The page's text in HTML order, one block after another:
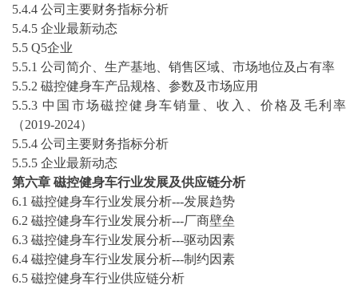
5.4.4 公司主要财务指标分析
5.4.5 企业最新动态
5.5 Q5企业
5.5.1 公司简介、生产基地、销售区域、市场地位及占有率
5.5.2 磁控健身车产品规格、参数及市场应用
5.5.3 中国市场磁控健身车销量、收入、价格及毛利率
（2019-2024）
5.5.4 公司主要财务指标分析
5.5.5 企业最新动态
第六章 磁控健身车行业发展及供应链分析
6.1 磁控健身车行业发展分析---发展趋势
6.2 磁控健身车行业发展分析---厂商壁垒
6.3 磁控健身车行业发展分析---驱动因素
6.4 磁控健身车行业发展分析---制约因素
6.5 磁控健身车行业供应链分析